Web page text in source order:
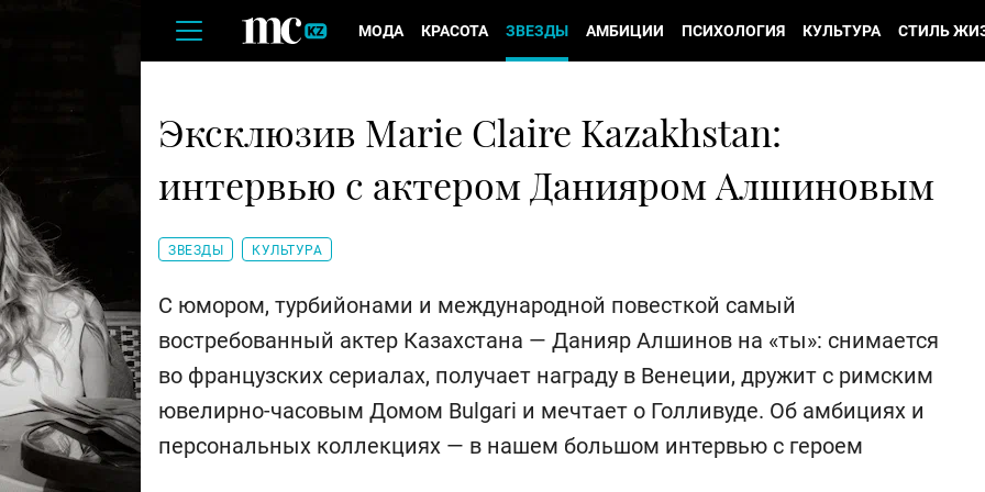
МОДА КРАСОТА ЗВЕЗДЫ АМБИЦИИ ПСИХОЛОГИЯ КУЛЬТУРА СТИЛЬ
Эксклюзив Marie Claire Kazakhstan:
интервью с актером Данияром Алшиновым
ЗВЕЗДЫ КУЛЬТУРА
С юмором, турбийонами и международной повесткой самый
востребованный актер Казахстана — Данияр Алшинов на «ты»: снимается
во французских сериалах, получает награду в Венеции, дружит с римским
ювелирно-часовым Домом Bulgari и мечтает о Голливуде. Об амбициях и
персональных коллекциях — в нашем большом интервью с героем